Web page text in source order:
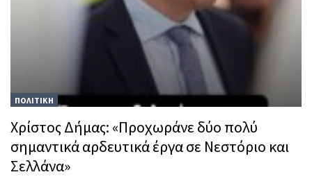
ΠΟΛΙΤΙΚΗ
Χρίστος Δήμας: «Προχωράνε δύο πολύ
σημαντικά αρδευτικά έργα σε Νεστόριο και
Σελλάνα»